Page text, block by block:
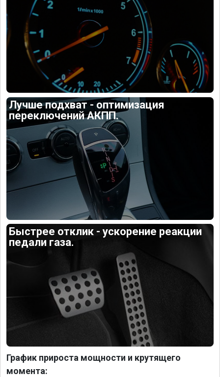
Лучше подхват - оптимизация
переключений АКПП.
Быстрее отклик - ускорение реакции
педали газа.
График прироста мощности и крутящего
момента: